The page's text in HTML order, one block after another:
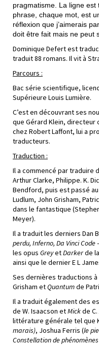
pragmatisme. La ligne
phrase, chaque mot, est
réflexion que j’aimerais
doit être fait mais ne peut
Dominique Defert est
traduit 88 romans. Il vit à
Parcours :
Bac série scientifique,
Supérieure Louis Lumière.
C’est en découvrant ses
que Gérard Klein, directeur
chez Robert Laffont, lui a
traducteurs.
Traduction :
Il a commencé par traduire
Arthur Clarke, Philippe. K.
Bendford, puis est passé
Ludlum, John Grisham,
dans le fantastique
Meyer).
Il a traduit les derniers Dan
perdu, Inferno, Da Vinci Code
les opus GreyetDarkerde
ainsi que le dernier E L
Ses dernières traductions
Grisham etQuantumde
Il a traduit également des
de W. Isaacson etMickde
littérature générale tel que
marais), Joshua Ferris (le
Constellation de